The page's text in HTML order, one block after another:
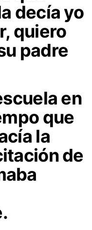
decía yo
quiero
padre
en
que
la
de